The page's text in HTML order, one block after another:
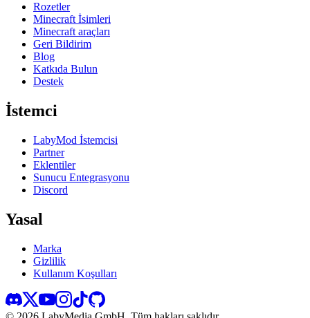
Rozetler
Minecraft İsimleri
Minecraft araçları
Geri Bildirim
Blog
Katkıda Bulun
Destek
İstemci
LabyMod İstemcisi
Partner
Eklentiler
Sunucu Entegrasyonu
Discord
Yasal
Marka
Gizlilik
Kullanım Koşulları